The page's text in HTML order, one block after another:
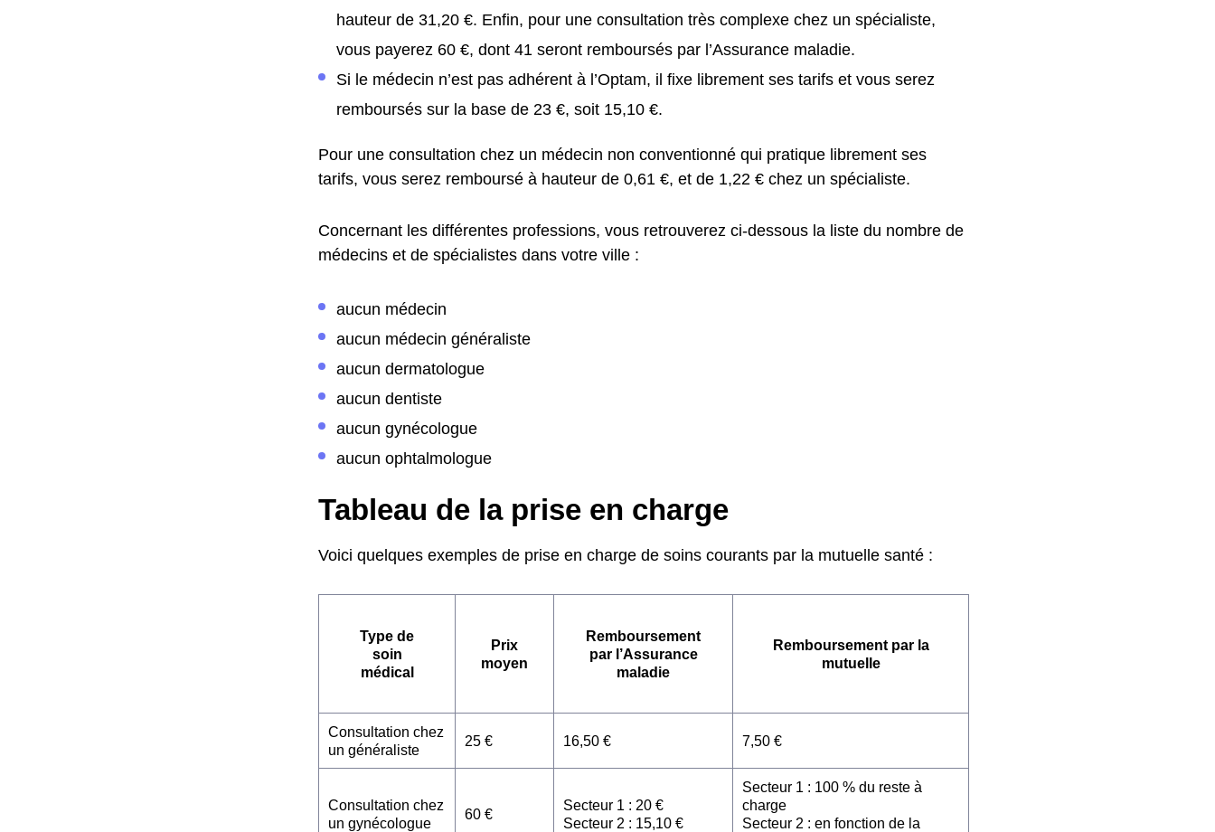
hauteur de 31,20 €. Enfin, pour une consultation très complexe chez un spécialiste,
vous payerez 60 €, dont 41 seront remboursés par l’Assurance maladie.
Si le médecin n’est pas adhérent à l’Optam, il fixe librement ses tarifs et vous serez
remboursés sur la base de 23 €, soit 15,10 €.
Pour une consultation chez un médecin non conventionné qui pratique librement ses
tarifs, vous serez remboursé à hauteur de 0,61 €, et de 1,22 € chez un spécialiste.
Concernant les différentes professions, vous retrouverez ci-dessous la liste du nombre de
médecins et de spécialistes dans votre ville :
aucun médecin
aucun médecin généraliste
aucun dermatologue
aucun dentiste
aucun gynécologue
aucun ophtalmologue
Tableau de la prise en charge
Voici quelques exemples de prise en charge de soins courants par la mutuelle santé :
Type de
soin
médical
Prix
moyen
Remboursement
par l’Assurance
maladie
Remboursement par la
mutuelle
Consultation chez
un généraliste
25 € 16,50 € 7,50 €
Consultation chez
un gynécologue
60 €
Secteur 1 : 20 €
Secteur 2 : 15,10 €
Secteur 1 : 100 % du reste à
charge
Secteur 2 : en fonction de la